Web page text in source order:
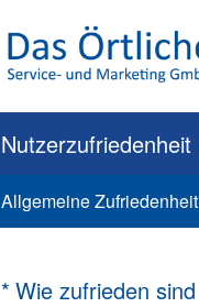
Nutzerzufriedenheit
Allgemeine Zufriedenheit
* Wie zufrieden
(Erforderlich.)